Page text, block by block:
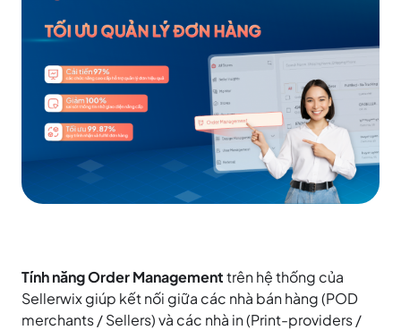
Tính năng Order Managementtrên hệ thống của
Sellerwix giúp kết nối giữa các nhà bán hàng (POD
merchants / Sellers) và các nhà in (Print-providers /